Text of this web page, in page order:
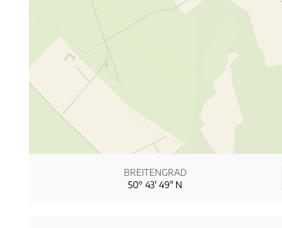
BREITENGRAD
50° 43′ 49″ N